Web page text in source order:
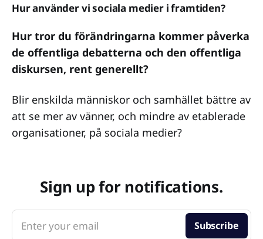
Hur använder vi sociala medier i framtiden?
Hur tror du förändringarna kommer påverka
de offentliga debatterna och den offentliga
diskursen, rent generellt?
Blir enskilda människor och samhället bättre av
att se mer av vänner, och mindre av etablerade
organisationer, på sociala medier?
Sign up for notifications.
Enter your email Subscribe